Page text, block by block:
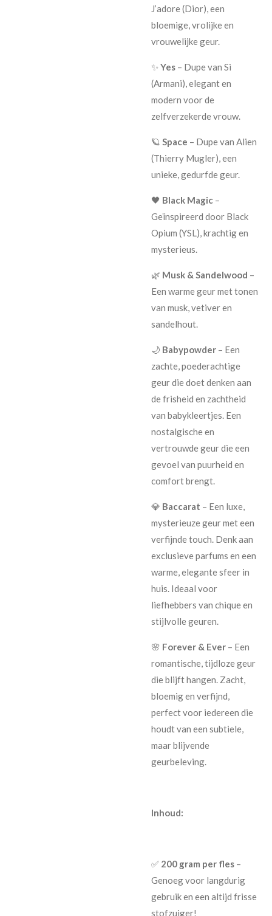
J’adore (Dior), een
bloemige, vrolijke en
vrouwelijke geur.
✨Yes – Dupe van Si
(Armani), elegant en
modern voor de
zelfverzekerde vrouw.
🪐 Space – Dupe van Alien
(Thierry Mugler), een
unieke, gedurfde geur.
🖤 Black Magic –
Geïnspireerd door Black
Opium (YSL), krachtig en
mysterieus.
🌿 Musk & Sandelwood –
Een warme geur met tonen
van musk, vetiver en
sandelhout.
🌙 Babypowder – Een
zachte, poederachtige
geur die doet denken aan
de frisheid en zachtheid
van babykleertjes. Een
nostalgische en
vertrouwde geur die een
gevoel van puurheid en
comfort brengt.
💎 Baccarat – Een luxe,
mysterieuze geur met een
verfijnde touch. Denk aan
exclusieve parfums en een
warme, elegante sfeer in
huis. Ideaal voor
liefhebbers van chique en
stijlvolle geuren.
🌸 Forever & Ever – Een
romantische, tijdloze geur
die blijft hangen. Zacht,
bloemig en verfijnd,
perfect voor iedereen die
houdt van een subtiele,
maar blijvende
geurbeleving.
Inhoud:
✅ 200 gram per fles –
Genoeg voor langdurig
gebruik en een altijd frisse
stofzuiger!